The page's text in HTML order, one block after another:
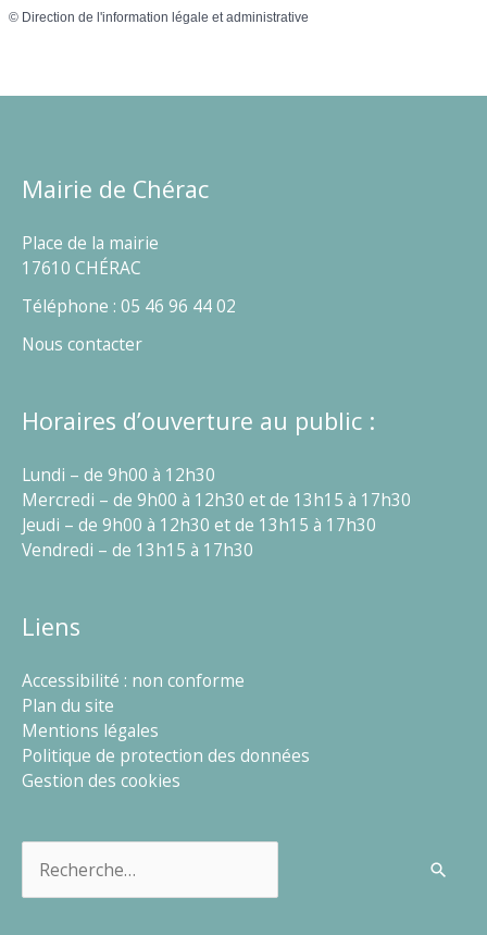
© Direction de l'information légale et administrative
Mairie de Chérac
Place de la mairie
17610 CHÉRAC
Téléphone : 05 46 96 44 02
Nous contacter
Horaires d’ouverture au public :
Lundi – de 9h00 à 12h30
Mercredi – de 9h00 à 12h30 et de 13h15 à 17h30
Jeudi – de 9h00 à 12h30 et de 13h15 à 17h30
Vendredi – de 13h15 à 17h30
Liens
Accessibilité : non conforme
Plan du site
Mentions légales
Politique de protection des données
Gestion des cookies